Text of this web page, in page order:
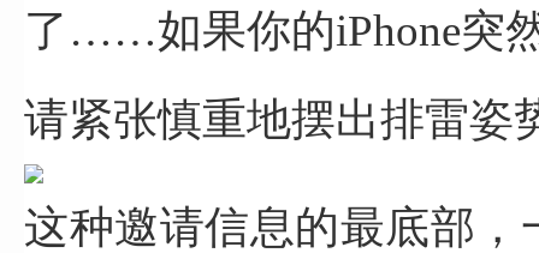
了……如果你的iPhone突
请紧张慎重地摆出排雷姿
这种邀请信息的最底部，